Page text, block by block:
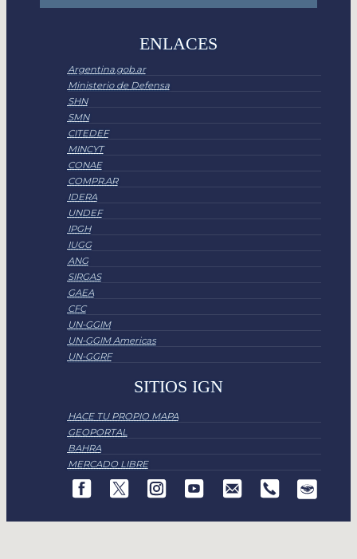
ENLACES
Argentina.gob.ar
Ministerio de Defensa
SHN
SMN
CITEDEF
MINCYT
CONAE
COMPR.AR
IDERA
UNDEF
IPGH
IUGG
ANG
SIRGAS
GAEA
CFC
UN-GGIM
UN-GGIM Americas
UN-GGRF
SITIOS IGN
HACE TU PROPIO MAPA
GEOPORTAL
BAHRA
MERCADO LIBRE